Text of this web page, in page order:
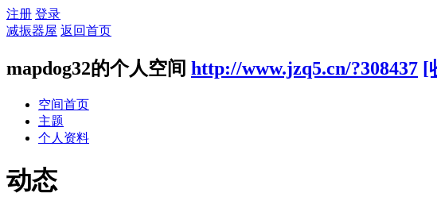
注册 登录
减振器屋 返回首页
mapdog32的个人空间 http://www.jzq5.cn/?308437 [
空间首页
主题
个人资料
动态